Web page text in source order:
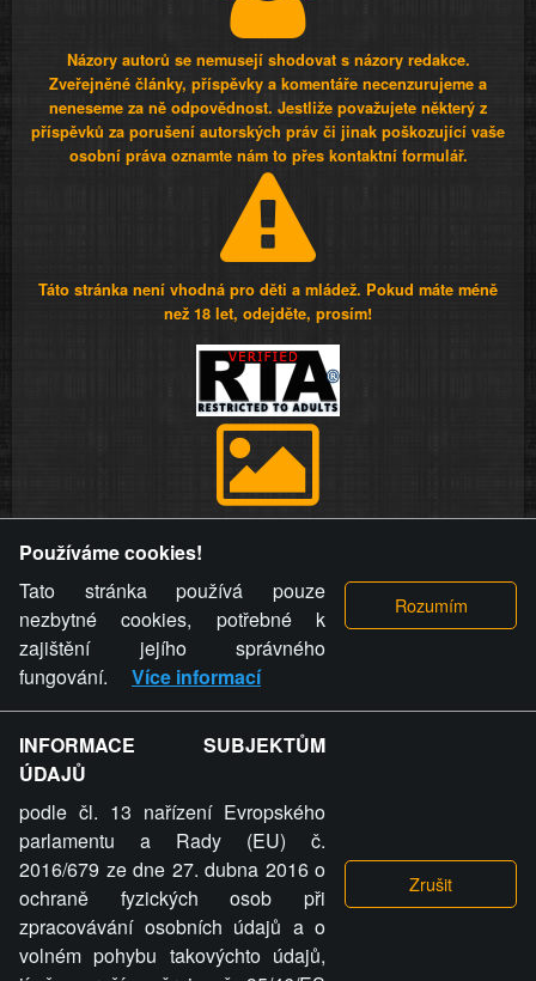
Názory autorů se nemusejí shodovat s názory redakce.
Zveřejněné články, příspěvky a komentáře necenzurujeme a
neneseme za ně odpovědnost. Jestliže považujete některý z
příspěvků za porušení autorských práv či jinak poškozující vaše
osobní práva oznamte nám to přes kontaktní formulář.
Táto stránka není vhodná pro děti a mládež. Pokud máte méně
než 18 let, odejděte, prosím!
videa a komentáře. Osoba, které se toto opatření provozovatele
stránky týče, ani osoba, která umístila fotografii nebo video na
stránku, nemůže z důvodu odstranění fotografie, videa nebo
komentáře pro výše uvedenou okolnost uplatnit vůči
provozovateli stránky žádný nárok na náhradu škody nebo
nemajetkové újmy.
ZVRÁCENÝ.CZ - Svět není zvrácenej. To jen
ty lidi...
ZVRÁCENÝ.CZ
Používáme cookies!
Tato stránka používá pouze
nezbytné cookies, potřebné k
zajištění jejího správného
fungování.
Více informací
INFORMACE SUBJEKTŮM
ÚDAJŮ
podle čl. 13 nařízení Evropského
parlamentu a Rady (EU) č.
2016/679 ze dne 27. dubna 2016 o
ochraně fyzických osob při
zpracovávání osobních údajů a o
volném pohybu takovýchto údajů,